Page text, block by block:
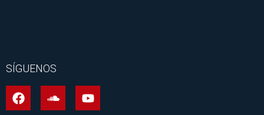
SÍGUENOS